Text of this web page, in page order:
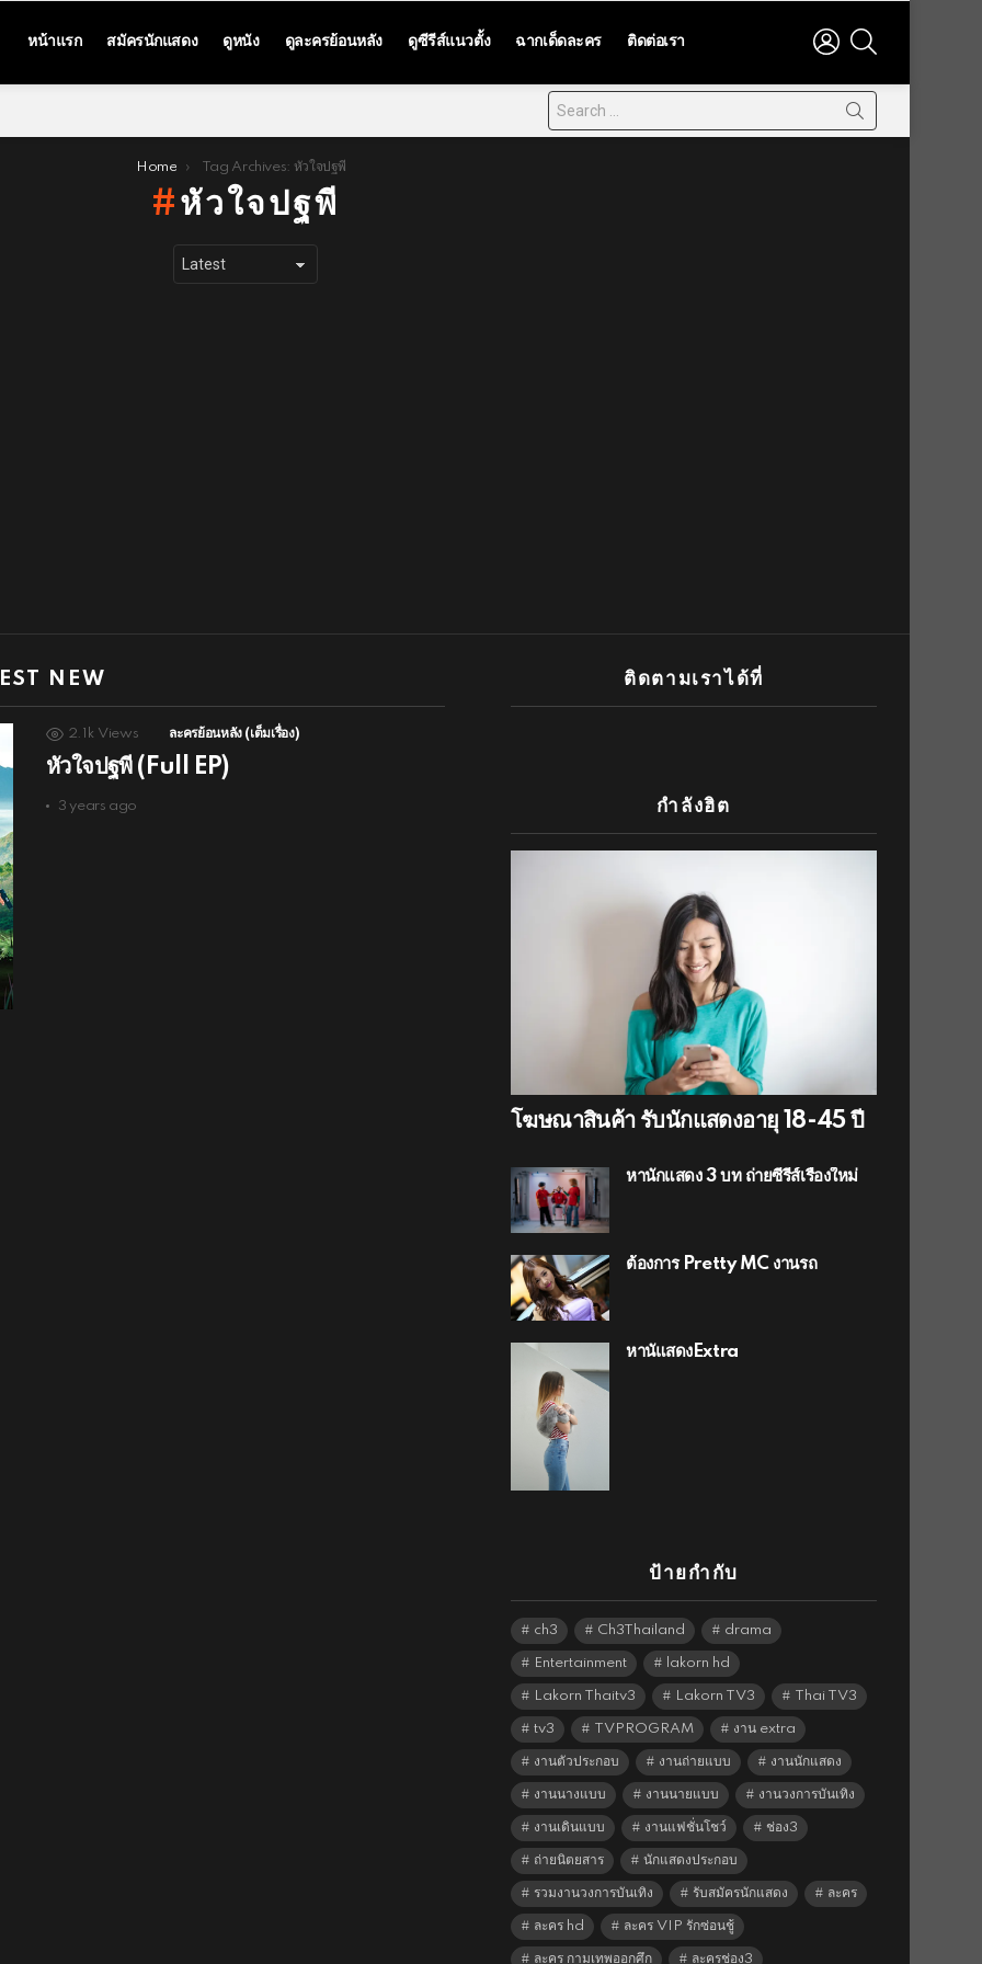
หน้าแรก สมัครนักแสดง ดูหนัง ดูละครย้อนหลัง ดูซีรีส์แนวตั้ง ฉากเด็ดละคร ติดต่อเรา
LOGIN
Home Tag Archives: หัวใจปฐพี
หัวใจปฐพี
NEW
2.1k Views ละครย้อนหลัง (เต็มเรื่อง)
หัวใจปฐพี (Full EP)
3 years ago
ติดตามเราได้ที่
กำลังฮิต
โฆษณาสินค้า รับนักแสดงอายุ 18-45 ปี
หานักแสดง 3 บท ถ่ายซีรีส์เรื่องใหม่
ต้องการ Pretty MC งานรถ
หานัแสดงExtra
ป้ายกำกับ
ch3 Ch3Thailand drama
Entertainment lakorn hd
Lakorn Thaitv3 Lakorn TV3 Thai TV3
tv3 TVPROGRAM งาน extra
งานตัวประกอบ งานถ่ายแบบ งานนักแสดง
งานนางแบบ งานนายแบบ งานวงการบันเทิง
งานเดินแบบ งานแฟชั่นโชว์ ช่อง3
ถ่ายนิตยสาร นักแสดงประกอบ
รวมงานวงการบันเทิง รับสมัครนักแสดง ละคร
ละคร hd ละคร VIP รักซ่อนชู้
ละคร กามเทพออกศึก ละครช่อง3